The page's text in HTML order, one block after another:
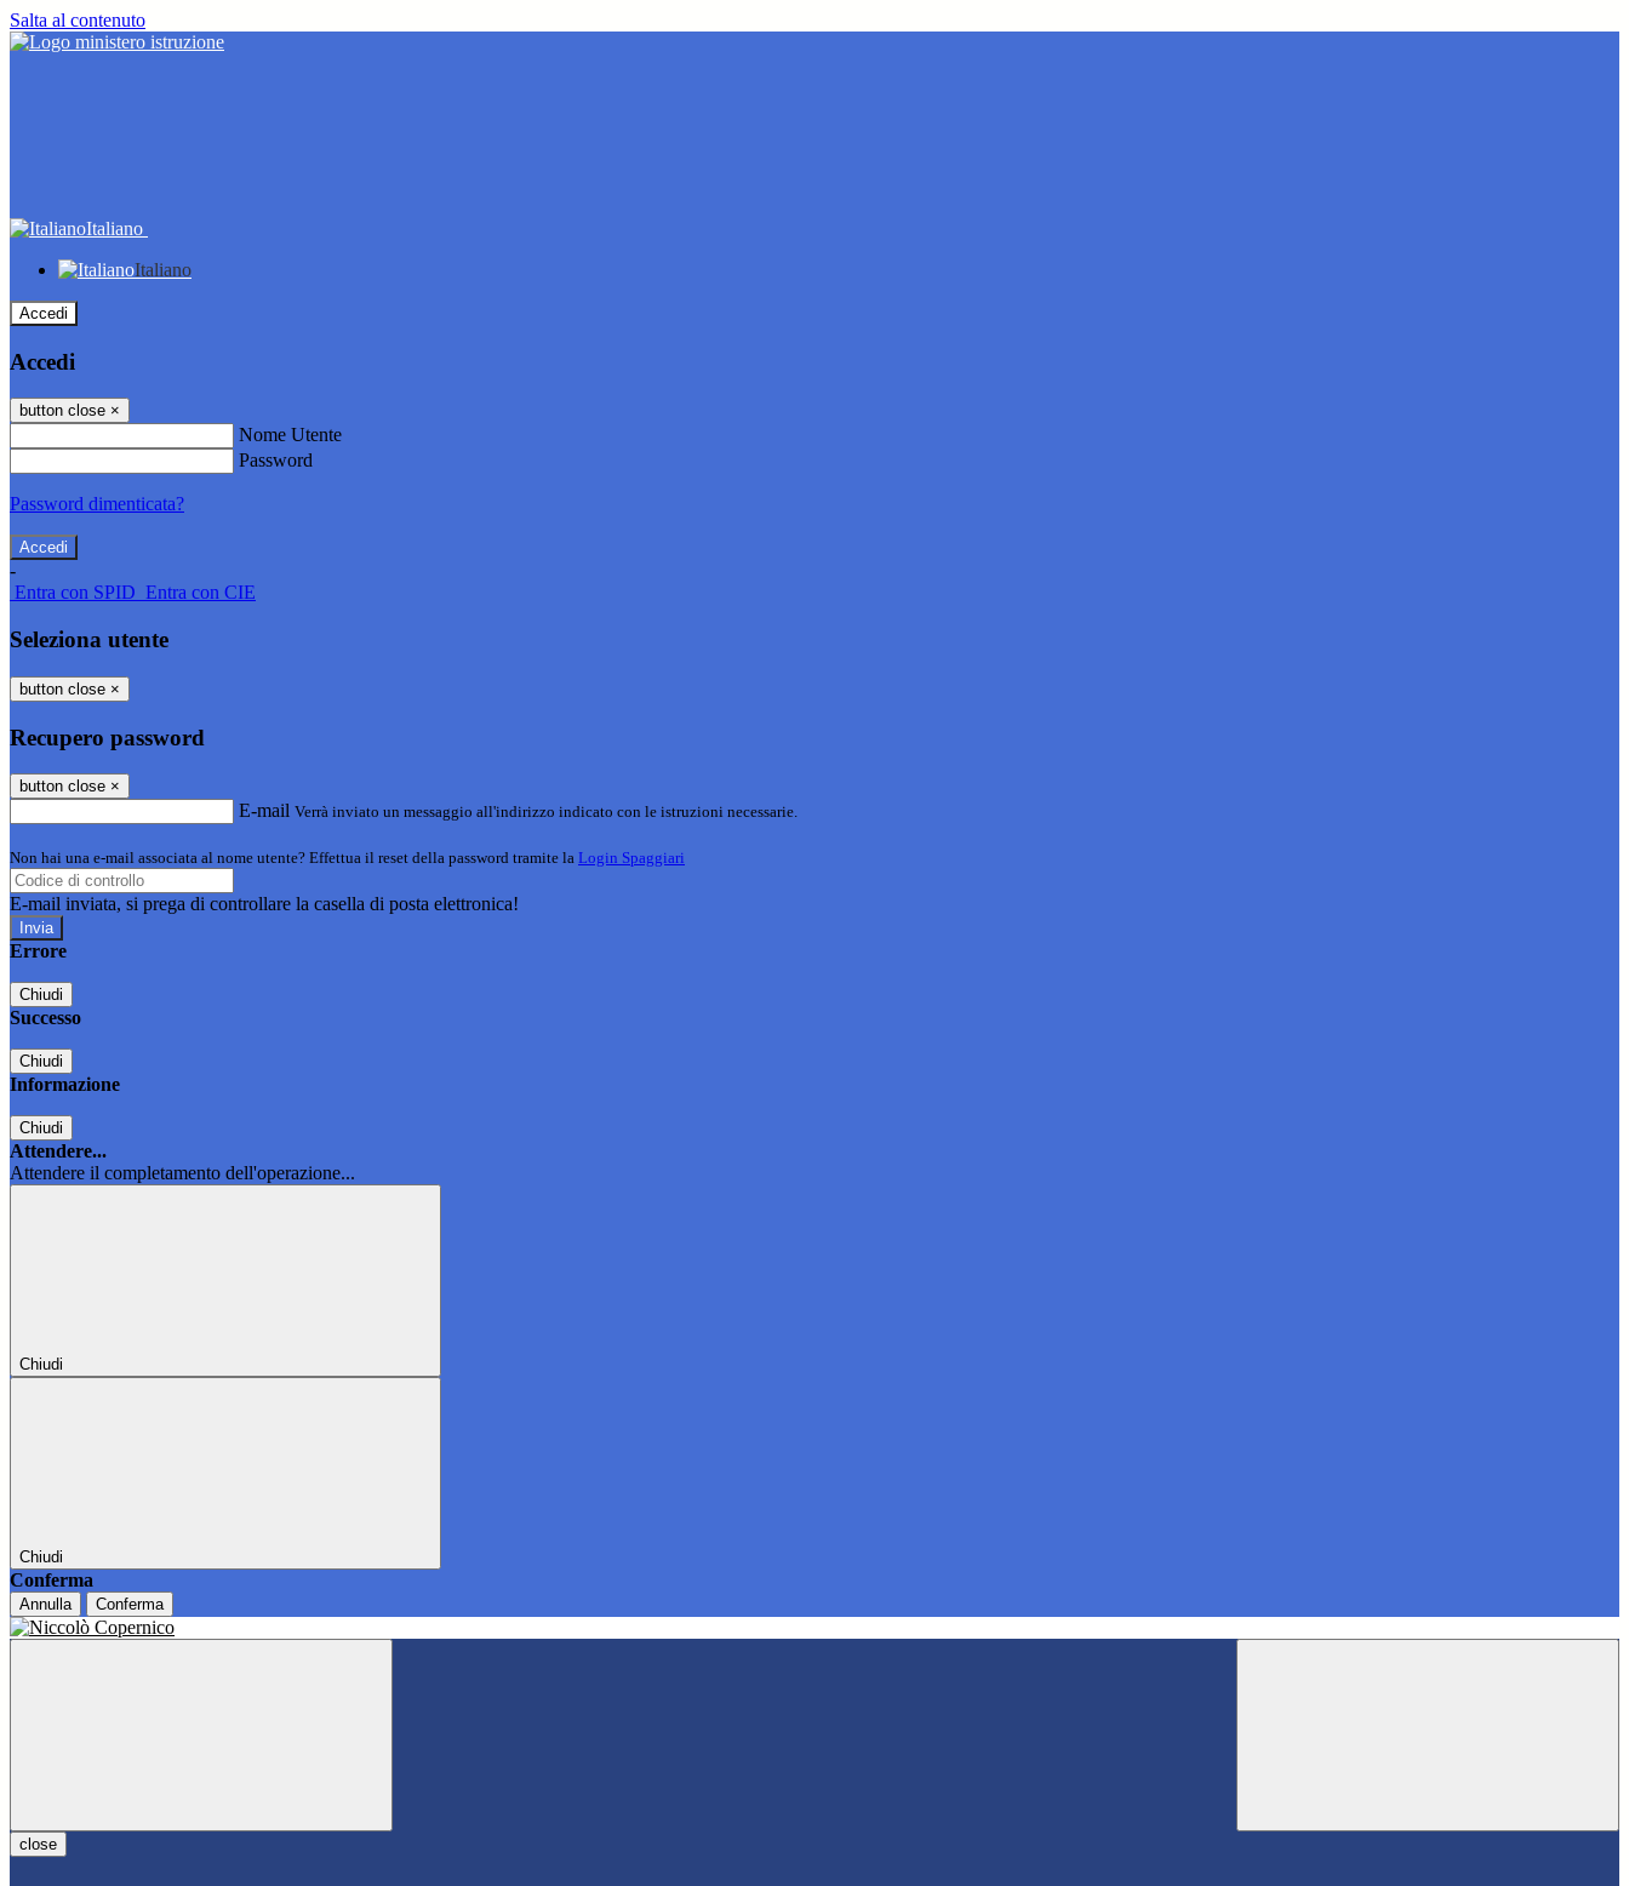
Salta al contenuto
Italiano
Italiano
Accedi
Accedi
button close ×
Nome Utente
Password
Password dimenticata?
-
Entra con SPID Entra con CIE
Seleziona utente
button close ×
Recupero password
button close ×
E-mail Verrà inviato un messaggio all'indirizzo indicato con le istruzioni necessarie.
Non hai una e-mail associata al nome utente? Effettua il reset della password tramite la Login Spaggiari
E-mail inviata, si prega di controllare la casella di posta elettronica!
Errore
Chiudi
Successo
Chiudi
Informazione
Chiudi
Attendere...
Attendere il completamento dell'operazione...
Chiudi
Chiudi
Conferma
Annulla Conferma
close